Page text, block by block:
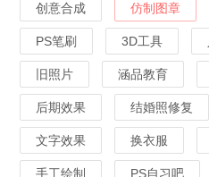
创意合成 仿制图章
PS笔刷 3D工具
旧照片 涵品教育
后期效果 结婚照修复
文字效果 换衣服
手工绘制 PS自习吧